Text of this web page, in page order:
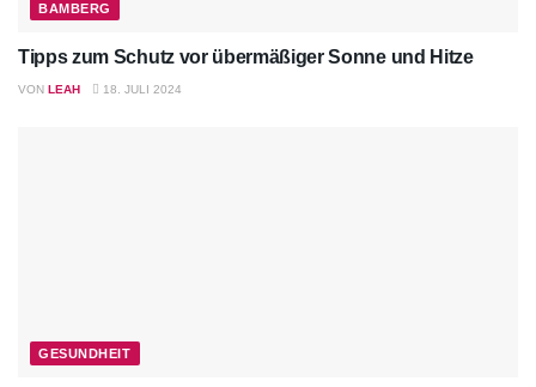
BAMBERG
Tipps zum Schutz vor übermäßiger Sonne und Hitze
VON LEAH 18. JULI 2024
GESUNDHEIT